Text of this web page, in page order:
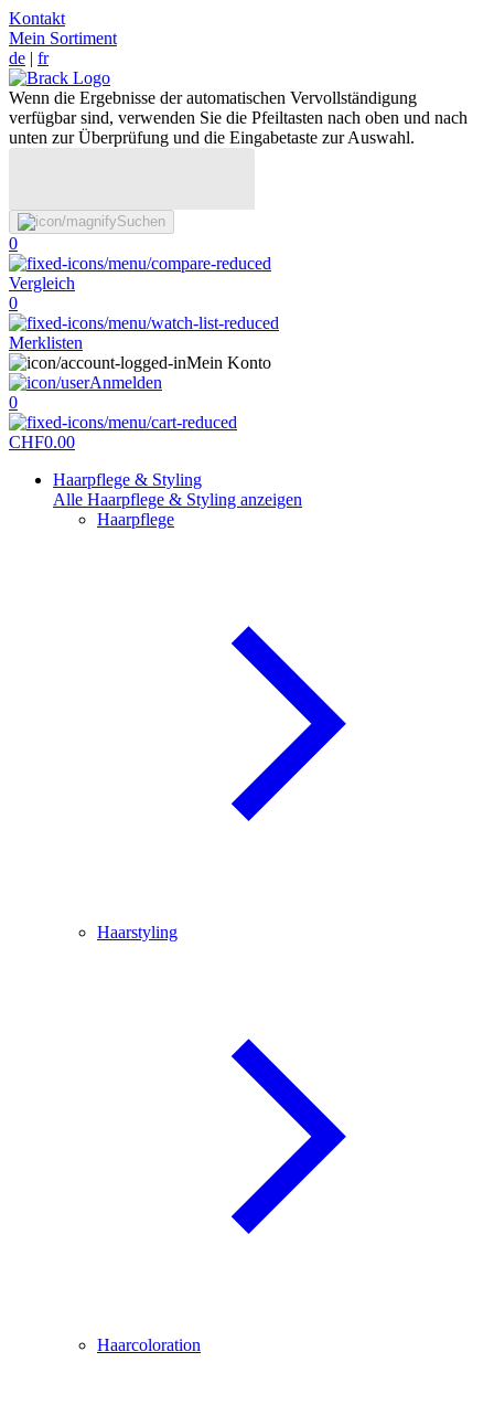
Kontakt
Mein Sortiment
de | fr
Wenn die Ergebnisse der automatischen Vervollständigung
verfügbar sind, verwenden Sie die Pfeiltasten nach oben und nach
unten zur Überprüfung und die Eingabetaste zur Auswahl.
Suchen
0
Vergleich
0
Merklisten
Mein Konto
Anmelden
0
CHF0.00
Haarpflege & Styling
Alle Haarpflege & Styling anzeigen
Haarpflege
Haarstyling
Haarcoloration